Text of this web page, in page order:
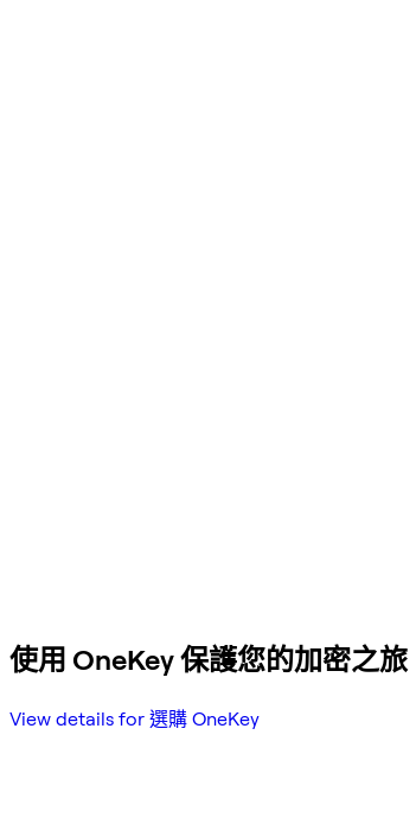
使用 OneKey 保護您的加密之旅
View details for 選購 OneKey